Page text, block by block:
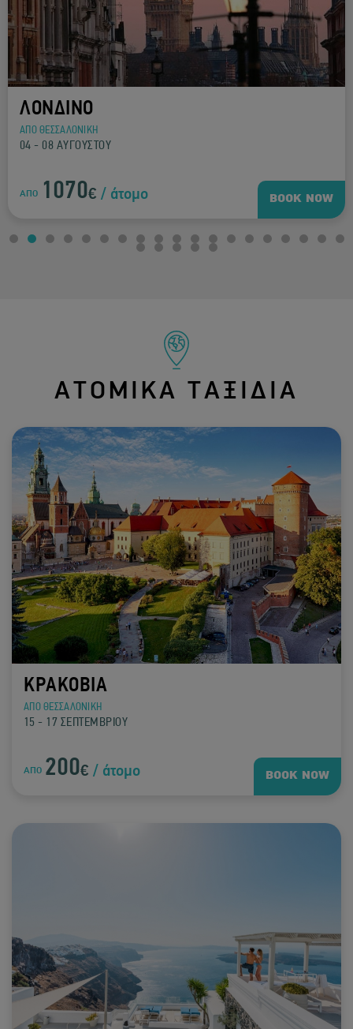
BOOK NOW
ΛΟΝΔΙΝΟ
ΑΠΟ ΘΕΣΣΑΛΟΝΙΚΗ
04 - 08 ΑΥΓΟΥΣΤΟΥ
ΑΠΟ 1070€ / άτομο
ΑΤΟΜΙΚΑ ΤΑΞΙΔΙΑ
BOOK NOW
ΚΡΑΚΟΒΙΑ
ΑΠΟ ΘΕΣΣΑΛΟΝΙΚΗ
15 - 17 ΣΕΠΤΕΜΒΡΙΟΥ
ΑΠΟ 200€ / άτομο